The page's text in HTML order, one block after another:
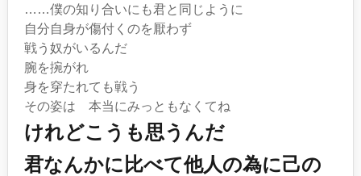
……僕の知り合いにも君と同じように
自分自身が傷付くのを厭わず
戦う奴がいるんだ
腕を捥がれ
身を穿たれても戦う
その姿は 本当にみっともなくてね
けれどこうも思うんだ
君なんかに比べて他人の為に己の